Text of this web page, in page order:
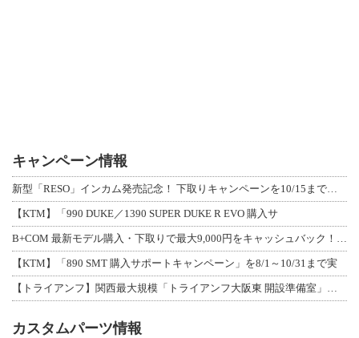
キャンペーン情報
新型「RESO」インカム発売記念！ 下取りキャンペーンを10/15まで延長して開
【KTM】「990 DUKE／1390 SUPER DUKE R EVO 購入サ
B+COM 最新モデル購入・下取りで最大9,000円をキャッシュバック！「B+F
【KTM】「890 SMT 購入サポートキャンペーン」を8/1～10/31まで実
【トライアンフ】関西最大規模「トライアンフ大阪東 開設準備室」がオープン！ 限定
カスタムパーツ情報